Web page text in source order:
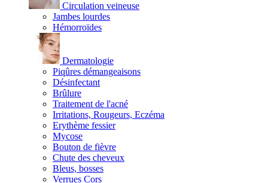
Circulation veineuse
Jambes lourdes
Hémorroïdes
Dermatologie
Piqûres démangeaisons
Désinfectant
Brûlure
Traitement de l'acné
Irritations, Rougeurs, Eczéma
Erythème fessier
Mycose
Bouton de fièvre
Chute des cheveux
Bleus, bosses
Verrues Cors